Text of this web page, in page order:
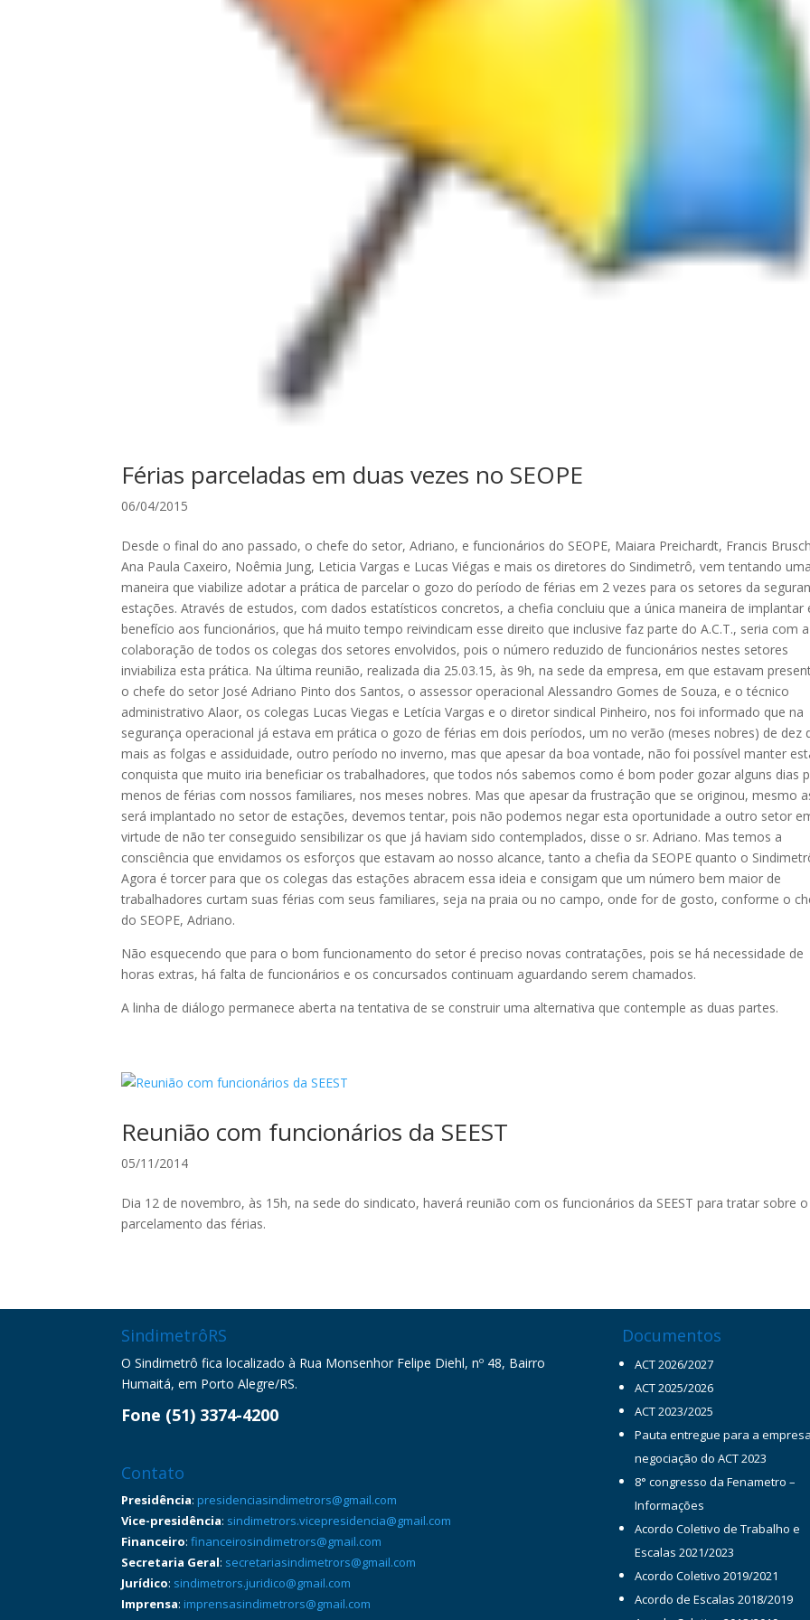
Férias parceladas em duas vezes no SEOPE
06/04/2015
Desde o final do ano passado, o chefe do setor, Adriano, e funcionários do SEOPE, Maiara Preichardt, Francis
Ana Paula Caxeiro, Noêmia Jung, Leticia Vargas e Lucas Viégas e mais os diretores do Sindimetrô, vem tentando uma
maneira que viabilize adotar a prática de parcelar o gozo do período de férias em 2 vezes para os setores da
estações. Através de estudos, com dados estatísticos concretos, a chefia concluiu que a única maneira de implantar
benefício aos funcionários, que há muito tempo reivindicam esse direito que inclusive faz parte do A.C.T., seria com a
colaboração de todos os colegas dos setores envolvidos, pois o número reduzido de funcionários nestes setores
inviabiliza esta prática. Na última reunião, realizada dia 25.03.15, às 9h, na sede da empresa, em que estavam
o chefe do setor José Adriano Pinto dos Santos, o assessor operacional Alessandro Gomes de Souza, e o técnico
administrativo Alaor, os colegas Lucas Viegas e Letícia Vargas e o diretor sindical Pinheiro, nos foi informado que na
segurança operacional já estava em prática o gozo de férias em dois períodos, um no verão (meses nobres) de dez
mais as folgas e assiduidade, outro período no inverno, mas que apesar da boa vontade, não foi possível manter
conquista que muito iria beneficiar os trabalhadores, que todos nós sabemos como é bom poder gozar alguns dias
menos de férias com nossos familiares, nos meses nobres. Mas que apesar da frustração que se originou, mesmo
será implantado no setor de estações, devemos tentar, pois não podemos negar esta oportunidade a outro setor
virtude de não ter conseguido sensibilizar os que já haviam sido contemplados, disse o sr. Adriano. Mas temos a
consciência que envidamos os esforços que estavam ao nosso alcance, tanto a chefia da SEOPE quanto o
Agora é torcer para que os colegas das estações abracem essa ideia e consigam que um número bem maior de
trabalhadores curtam suas férias com seus familiares, seja na praia ou no campo, onde for de gosto, conforme o
do SEOPE, Adriano.
Não esquecendo que para o bom funcionamento do setor é preciso novas contratações, pois se há necessidade de
horas extras, há falta de funcionários e os concursados continuam aguardando serem chamados.
A linha de diálogo permanece aberta na tentativa de se construir uma alternativa que contemple as duas partes.
Reunião com funcionários da SEEST
05/11/2014
Dia 12 de novembro, às 15h, na sede do sindicato, haverá reunião com os funcionários da SEEST para tratar sobre o
parcelamento das férias.
SindimetrôRS
O Sindimetrô fica localizado à Rua Monsenhor Felipe Diehl, nº 48, Bairro
Humaitá, em Porto Alegre/RS.
Fone (51) 3374-4200
Contato
Presidência: presidenciasindimetrors@gmail.com
Vice-presidência: sindimetrors.vicepresidencia@gmail.com
Financeiro:financeirosindimetrors@gmail.com
Secretaria Geral: secretariasindimetrors@gmail.com
Jurídico: sindimetrors.juridico@gmail.com
Imprensa: imprensasindimetrors@gmail.com
Documentos
ACT 2026/2027
ACT 2025/2026
ACT 2023/2025
Pauta entregue para a
negociação do ACT 2023
8° congresso da Fenametro –
Informações
Acordo Coletivo de Trabalho e
Escalas 2021/2023
Acordo Coletivo 2019/2021
Acordo de Escalas 2018/2019